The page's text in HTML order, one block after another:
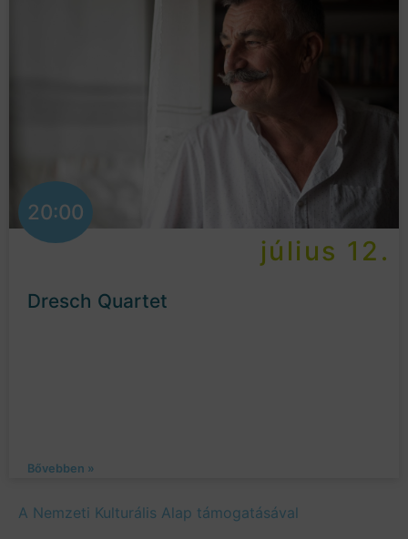
20:00
július 12.
Dresch Quartet
Bővebben »
A Nemzeti Kulturális Alap támogatásával